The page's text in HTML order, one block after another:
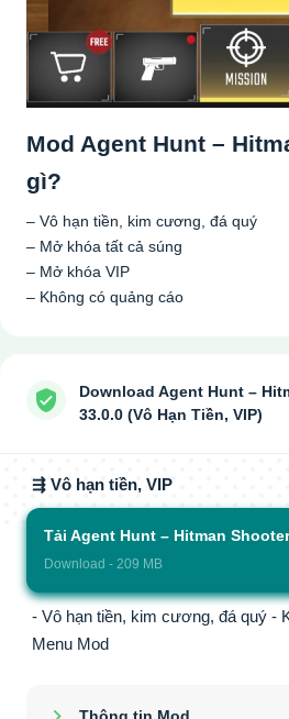
Mod Agent Hunt –
gì?
– Vô hạn tiền, kim cương, đá quý
– Mở khóa tất cả súng
– Mở khóa VIP
– Không có quảng cáo
Download Agent Hunt –
33.0.0 (Vô Hạn Tiền, VIP)
⇶ Vô hạn tiền, VIP
Tải Agent Hunt – Hitman
Download - 209 MB
- Vô hạn tiền, kim cương, đá quý -
Menu Mod